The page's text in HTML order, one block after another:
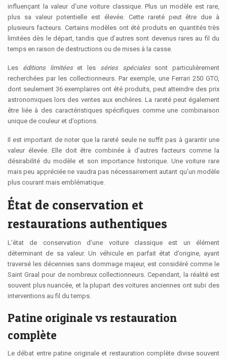
influençant la valeur d’une voiture classique. Plus un modèle est rare,
plus sa valeur potentielle est élevée. Cette rareté peut être due à
plusieurs facteurs. Certains modèles ont été produits en quantités très
limitées dès le départ, tandis que d’autres sont devenus rares au fil du
temps en raison de destructions ou de mises à la casse.
Les éditions limitées et les séries spéciales sont particulièrement
recherchées par les collectionneurs. Par exemple, une Ferrari 250 GTO,
dont seulement 36 exemplaires ont été produits, peut atteindre des prix
astronomiques lors des ventes aux enchères. La rareté peut également
être liée à des caractéristiques spécifiques comme une combinaison
unique de couleur et d’options.
Il est important de noter que la rareté seule ne suffit pas à garantir une
valeur élevée. Elle doit être combinée à d’autres facteurs comme la
désirabilité du modèle et son importance historique. Une voiture rare
mais peu appréciée ne vaudra pas nécessairement autant qu’un modèle
plus courant mais emblématique.
État de conservation et
restaurations authentiques
L’état de conservation d’une voiture classique est un élément
déterminant de sa valeur. Un véhicule en parfait état d’origine, ayant
traversé les décennies sans dommage majeur, est considéré comme le
Saint Graal pour de nombreux collectionneurs. Cependant, la réalité est
souvent plus nuancée, et la plupart des voitures anciennes ont subi des
interventions au fil du temps.
Patine originale vs restauration
complète
Le débat entre patine originale et restauration complète divise souvent